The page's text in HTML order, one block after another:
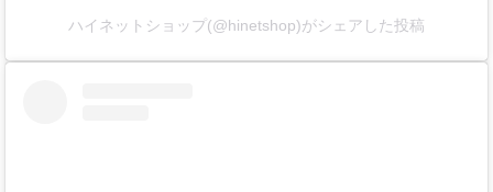
ハイネットショップ(@hinetshop)がシェアした投稿